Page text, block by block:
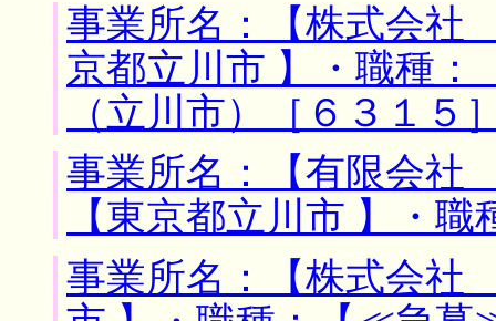
事業所名：【株式会
京都立川市 】・職種
（立川市）［６３１５
事業所名：【有限会
【東京都立川市 】・
事業所名：【株式会社